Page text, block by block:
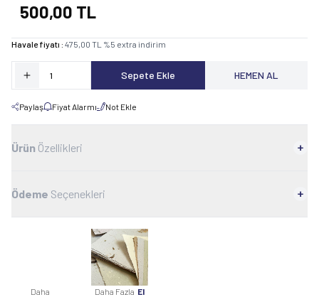
500,00 TL
Havale fiyatı : 475,00 TL %5 extra indirim
Sepete Ekle HEMEN AL
Paylaş Fiyat Alarmı Not Ekle
Ürün Özellikleri
Ödeme Seçenekleri
Daha
Daha Fazla El